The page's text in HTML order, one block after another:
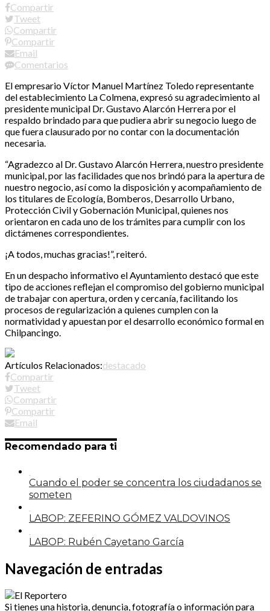
Compartir
Tweet
Compartir
Compartir
Email
Comentarios
El empresario Víctor Manuel Martínez Toledo representante
del establecimiento La Colmena, expresó su agradecimiento al
presidente municipal Dr. Gustavo Alarcón Herrera por el
respaldo brindado para que pudiera abrir su negocio luego de
que fuera clausurado por no contar con la documentación
necesaria.
“Agradezco al Dr. Gustavo Alarcón Herrera, nuestro presidente
municipal, por las facilidades que nos brindó para la apertura de
nuestro negocio, así como la disposición y acompañamiento de
los titulares de Ecología, Bomberos, Desarrollo Urbano,
Protección Civil y Gobernación Municipal, quienes nos
orientaron en cada uno de los trámites para cumplir con los
dictámenes correspondientes.
¡A todos, muchas gracias!”, reiteró.
En un despacho informativo el Ayuntamiento destacó que este
tipo de acciones reflejan el compromiso del gobierno municipal
de trabajar con apertura, orden y cercanía, facilitando los
procesos de regularización a quienes cumplen con la
normatividad y apuestan por el desarrollo económico formal en
Chilpancingo.
Artículos Relacionados:destacado
Compartir
Tweet
Compartir
Compartir
Email
Recomendado para ti
Cuando el poder se concentra los ciudadanos se
someten
LABOP: ZEFERINO GÓMEZ VALDOVINOS
LABOP: Rubén Cayetano García
Navegación de entradas
Si tienes una historia, denuncia, fotografía o información para